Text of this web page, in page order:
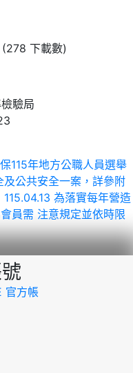
(278 下載數)
驗局
115年地方公職人員選舉
公共安全一案，詳參附
115.04.13 為落實每年營造
員需 注意規定並依時限